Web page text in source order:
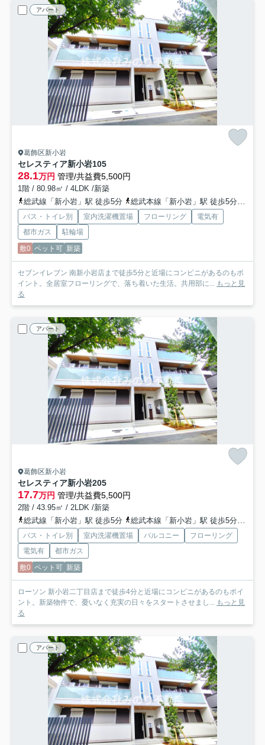
アパート
葛飾区新小岩
セレスティア新小岩105
28.1万円 管理/共益費5,500円
1階 / 80.98㎡ / 4LDK /新築
総武線「新小岩」駅 徒歩5分
総武本線「新小岩」駅 徒歩5分
バス・トイレ別 室内洗濯機置場 フローリング
電気有
都市ガス
駐輪場
敷0 ペット可 新築
セブンイレブン 南新小岩店まで徒歩5分と近場にコンビニがあるのもポ
イント。全居室フローリングで、落ち着いた生活。共用部に... もっと見
る
アパート
葛飾区新小岩
セレスティア新小岩205
17.7万円 管理/共益費5,500円
2階 / 43.95㎡ / 2LDK /新築
総武線「新小岩」駅 徒歩5分
総武本線「新小岩」駅 徒歩5分
バス・トイレ別 室内洗濯機置場 バルコニー
フローリング
電気有
都市ガス
敷0 ペット可 新築
ローソン 新小岩二丁目店まで徒歩4分と近場にコンビニがあるのもポイ
ント。新築物件で、憂いなく充実の日々をスタートさせまし... もっと見
る
アパート